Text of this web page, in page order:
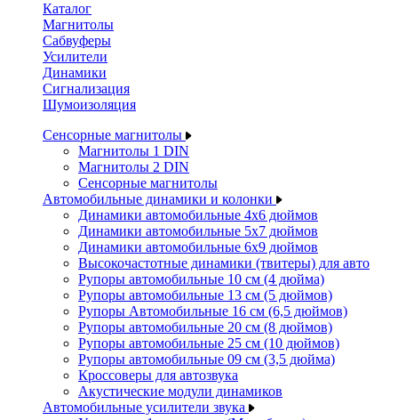
Каталог
Магнитолы
Сабвуферы
Усилители
Динамики
Сигнализация
Шумоизоляция
Сенсорные магнитолы
Магнитолы 1 DIN
Магнитолы 2 DIN
Сенсорные магнитолы
Автомобильные динамики и колонки
Динамики автомобильные 4x6 дюймов
Динамики автомобильные 5x7 дюймов
Динамики автомобильные 6x9 дюймов
Высокочастотные динамики (твитеры) для авто
Рупоры автомобильные 10 см (4 дюйма)
Рупоры автомобильные 13 см (5 дюймов)
Рупоры Автомобильные 16 см (6,5 дюймов)
Рупоры автомобильные 20 см (8 дюймов)
Рупоры автомобильные 25 см (10 дюймов)
Рупоры автомобильные 09 см (3,5 дюйма)
Кроссоверы для автозвука
Акустические модули динамиков
Автомобильные усилители звука